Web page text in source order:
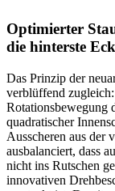
Optimierter
die hinterste
Das Prinzip der
verblüffend
Rotationsbewegung
quadratischer
Ausscheren aus der
ausbalanciert, dass
nicht ins Rutschen
innovativen